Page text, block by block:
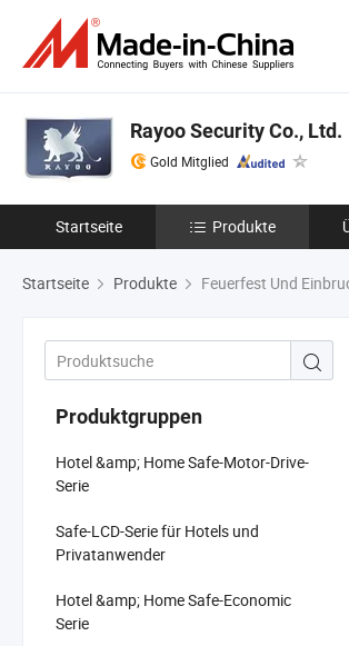
Rayoo Security Co., Ltd.
Gold Mitglied
Startseite Produkte
Startseite Produkte Feuerfest Und
Produktgruppen
Hotel &amp; Home Safe-Motor-Drive-
Serie
Safe-LCD-Serie für Hotels und
Privatanwender
Hotel &amp; Home Safe-Economic
Serie